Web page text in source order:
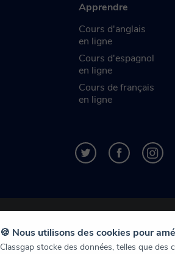
Apprendre
Cours d'anglais
en ligne
Cours d'espagnol
en ligne
Cours de français
en ligne
🍪 Nous utilisons des cookies pour
Classgap stocke des données, telles que